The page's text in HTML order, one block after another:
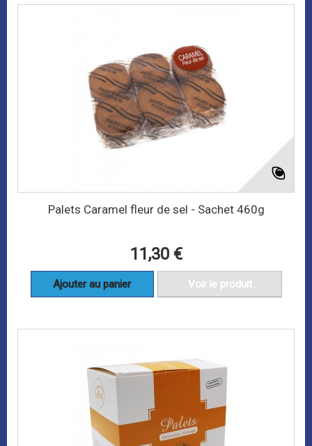
Palets Caramel fleur de sel - Sachet 460g
11,30 €
Ajouter au panier Voir le produit